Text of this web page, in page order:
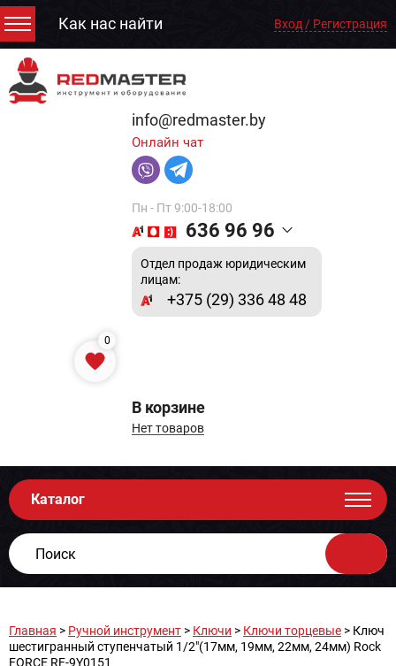
Как нас найти Вход / Регистрация
info@redmaster.by
Онлайн чат
Пн - Пт 9:00-18:00
636 96 96
Отдел продаж юридическим
лицам:
+375 (29) 336 48 48
0
В корзине
Нет товаров
Каталог
Главная > Ручной инструмент > Ключи > Ключи торцевые > Ключ
шестигранный ступенчатый 1/2"(17мм, 19мм, 22мм, 24мм) Rock
FORCE RF-9Y0151